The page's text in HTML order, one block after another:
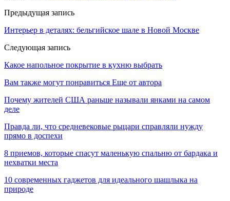
Предыдущая запись
Интерьер в деталях: бельгийское шале в Новой Москве
Следующая запись
Какое напольное покрытие в кухню выбрать
Вам также могут понравиться Еще от автора
Почему жителей США раньше называли янками на самом
деле
Правда ли, что средневековые рыцари справляли нужду
прямо в доспехи
8 приемов, которые спасут маленькую спальню от бардака и
нехватки места
10 современных гаджетов для идеального шашлыка на
природе